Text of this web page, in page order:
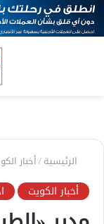
الرئيسية/أخبار
أخبار الكويت